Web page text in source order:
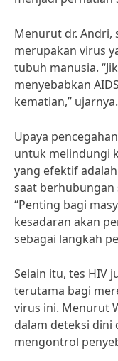
Menurut dr. Andri,
merupakan virus
tubuh manusia.
menyebabkan
kematian,” ujarnya.
Upaya
untuk melindungi
yang efektif
saat berhubungan
“Penting bagi
kesadaran akan
sebagai langkah
Selain itu, tes HIV
terutama bagi
virus ini. Menurut
dalam deteksi dini
mengontrol